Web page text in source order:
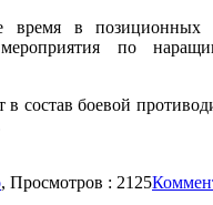
время в позиционных
мероприятия по
состав боевой
, Просмотров : 2125